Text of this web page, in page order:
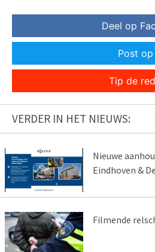
Deel op
Post op
Tip de
VERDER IN HET NIEUWS:
Nieuwe
Eindhoven &
Filmende